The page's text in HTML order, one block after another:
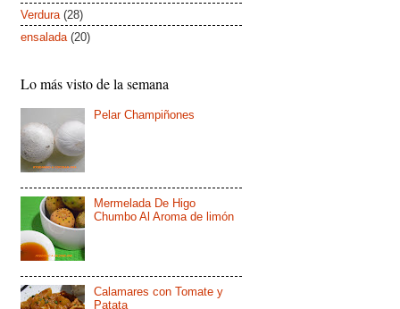
Verdura (28)
ensalada (20)
Lo más visto de la semana
Pelar Champiñones
Mermelada De Higo
Chumbo Al Aroma de limón
Calamares con Tomate y
Patata